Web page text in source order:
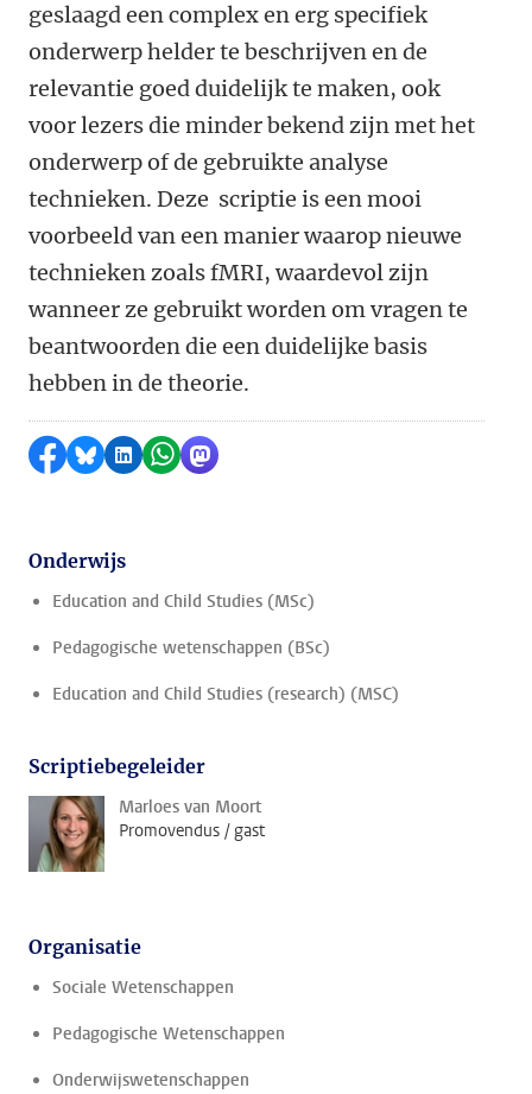
geslaagd een complex en erg specifiek
onderwerp helder te beschrijven en de
relevantie goed duidelijk te maken, ook
voor lezers die minder bekend zijn met het
onderwerp of de gebruikte analyse
technieken. Deze scriptie is een mooi
voorbeeld van een manier waarop nieuwe
technieken zoals fMRI, waardevol zijn
wanneer ze gebruikt worden om vragen te
beantwoorden die een duidelijke basis
hebben in de theorie.
Delen op Facebook
Delen via Bluesky
Delen op LinkedIn
Delen via WhatsApp
Delen via Mastodon
Onderwijs
Education and Child Studies (MSc)
Pedagogische wetenschappen (BSc)
Education and Child Studies (research) (MSC)
Scriptiebegeleider
Marloes van Moort
Promovendus / gast
Organisatie
Sociale Wetenschappen
Pedagogische Wetenschappen
Onderwijswetenschappen